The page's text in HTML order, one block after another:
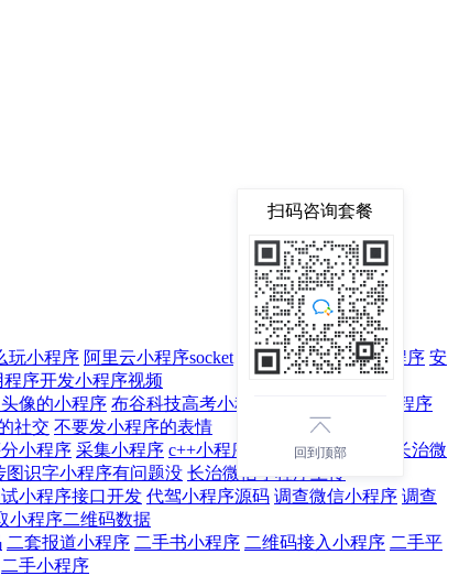
玩小程序 阿里云小程序socket applet小程序 暗恋小程序 安
序开发小程序视频
像的小程序 布谷科技高考小程序
步步高扫码购小程序
社交 不要发小程序的表情
小程序 采集小程序 c++小程序生成上阶梯形矩阵
长治微
图识字小程序有问题没 长治微信小程序上传
小程序接口开发 代驾小程序源码 调查微信小程序 调查
小程序二维码数据
二套报道小程序 二手书小程序 二维码接入小程序 二手平
二手小程序
扫码咨询套餐
回到顶部